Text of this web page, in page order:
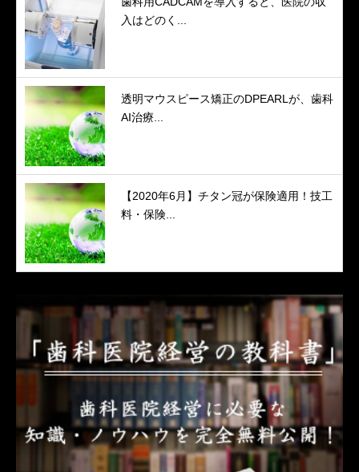
入はどのく...
透明マウスピース矯正のDPEARLが、歯科
AI治療...
【2020年6月】チタン冠が保険適用！技工
料・保険...